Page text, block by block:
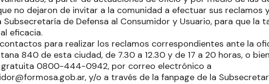
no dejaron de invitar a la comunidad a efectuar sus reclamos
Subsecretaría de Defensa al Consumidor y Usuario, para que la
eficacia.
para realizar los reclamos correspondientes ante la
840 de esta ciudad, de 7.30 a 12.30 y de 17 a 20 horas, o
gratuita 0800-444-0942, por correo electrónico a
y/o a través de la fanpage de la